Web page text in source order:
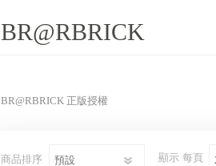
BR@RBRICK
BR@RBRICK 正版授權
商品排序 顯示 每頁